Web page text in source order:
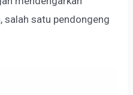
salah satu pendongeng